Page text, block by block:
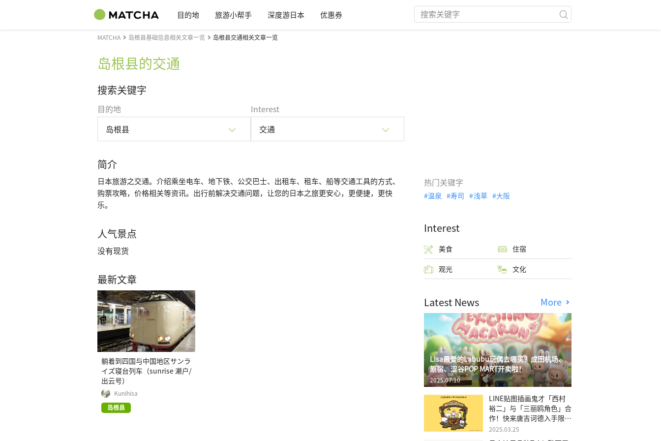
目的地 旅游小帮手 深度游日本 优惠券
MATCHA 岛根县基础信息相关文章一览 岛根县交通相关文章一览
岛根县的交通
搜索关键字
目的地
岛根县
Interest
交通
简介
日本旅游之交通。介绍乘坐电车、地下铁、公交巴士、出租车、租车、船等交通工具的方式、
购票攻略，价格相关等资讯。出行前解决交通问题，让您的日本之旅更安心，更便捷，更快
乐。
人气景点
没有现货
最新文章
躺着到四国与中国地区サンラ
イズ寝台列车（sunrise 濑户/
出云号）
Kunihisa
岛根县
热门关键字
温泉 寿司 浅草 大阪
Interest
美食 住宿
观光 文化
Latest News More
Lisa最爱的Labubu玩偶去哪买？成田机场、
原宿、涩谷POP MART开卖啦！
2025.07.10
LINE贴图插画鬼才「西村
裕二」与「三丽鸥角色」合
作！快来唐吉诃德入手限量
商品
2025.03.25